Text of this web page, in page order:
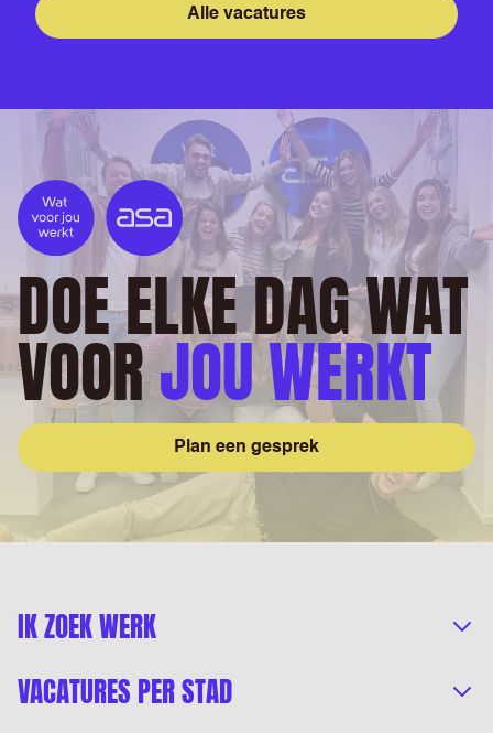
Alle vacatures
DOE ELKE DAG WAT
VOORJOU WERKT
Plan een gesprek
IK ZOEK WERK
VACATURES PER STAD